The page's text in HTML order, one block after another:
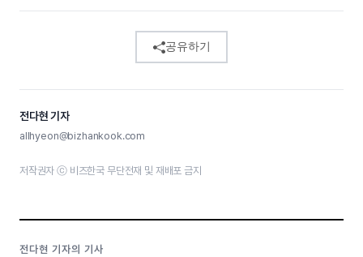
공유하기
전다현 기자
allhyeon@bizhankook.com
저작권자 ⓒ 비즈한국 무단전재 및 재배포 금지
전다현 기자의 기사